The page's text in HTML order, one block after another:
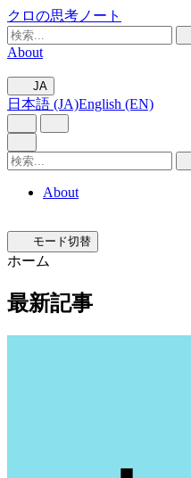
クロの思考ノート
About
JA
日本語 (JA)English (EN)
About
モード切替
ホーム
最新記事